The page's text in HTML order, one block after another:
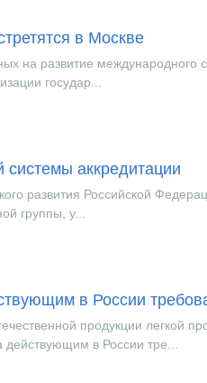
в Москве
на развитие международного
государ...
аккредитации
развития Российской
группы, у...
в России
продукции легкой
в России тре...